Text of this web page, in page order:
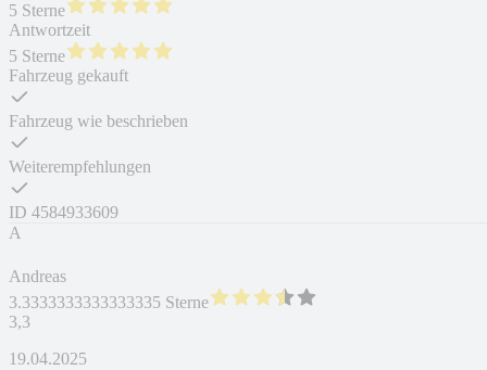
5 Sterne
Antwortzeit
5 Sterne
Fahrzeug gekauft
Fahrzeug wie beschrieben
Weiterempfehlungen
ID 4584933609
A
Andreas
3.3333333333333335 Sterne
3,3
19.04.2025